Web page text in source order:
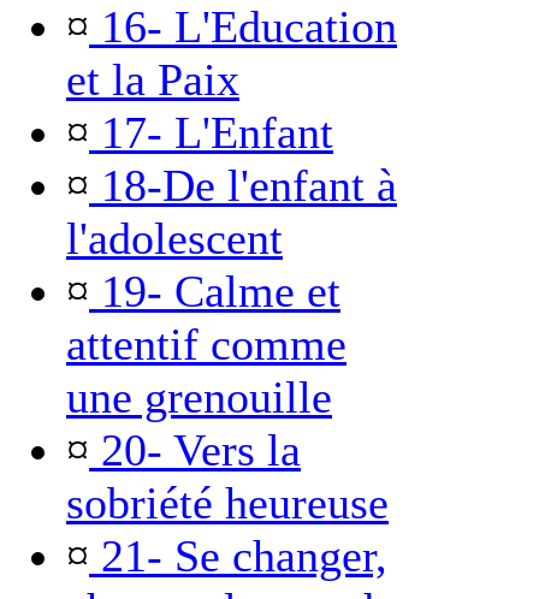
¤ 16- L'Education
et la Paix
¤ 17- L'Enfant
¤ 18-De l'enfant à
l'adolescent
¤ 19- Calme et
attentif comme
une grenouille
¤ 20- Vers la
sobriété heureuse
¤ 21- Se changer,